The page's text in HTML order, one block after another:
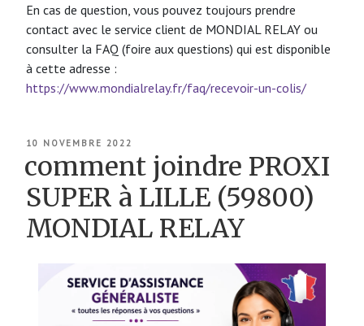
En cas de question, vous pouvez toujours prendre
contact avec le service client de MONDIAL RELAY ou
consulter la FAQ (foire aux questions) qui est disponible
à cette adresse :
https://www.mondialrelay.fr/faq/recevoir-un-colis/
PUBLIÉ
10 NOVEMBRE 2022
comment joindre PROXI
SUPER à LILLE (59800)
MONDIAL RELAY